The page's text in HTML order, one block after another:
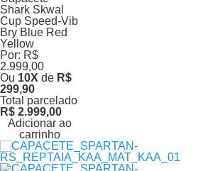
Shark Skwal
Cup Speed-Vib
Bry Blue Red
Yellow
Por: R$
2.999,00
Ou 10X de R$
299,90
Total parcelado
R$ 2.999,00
Adicionar ao
carrinho